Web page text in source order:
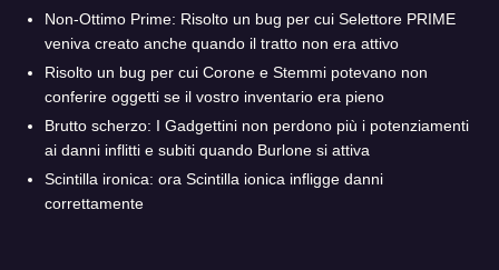
Non-Ottimo Prime: Risolto un bug per cui Selettore PRIME
veniva creato anche quando il tratto non era attivo
Risolto un bug per cui Corone e Stemmi potevano non
conferire oggetti se il vostro inventario era pieno
Brutto scherzo: I Gadgettini non perdono più i potenziamenti
ai danni inflitti e subiti quando Burlone si attiva
Scintilla ironica: ora Scintilla ionica infligge danni
correttamente